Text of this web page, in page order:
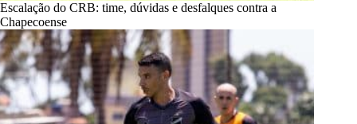
Escalação do CRB: time, dúvidas e desfalques contra a
Chapecoense